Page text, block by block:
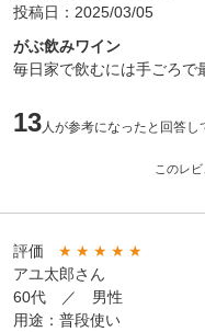
投稿日：2025/03/05
がぶ飲みワイン
毎日家で飲むには手ごろで
13人が参考になったと回答し
このレ
評価 ★ ★ ★ ★ ★
アユ太郎さん
60代 ／ 男性
用途：普段使い